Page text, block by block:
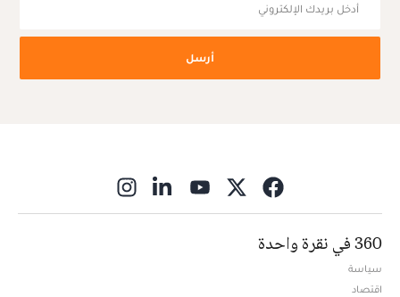
أرسل
360 في نقرة واحدة
سياسة
اقتصاد